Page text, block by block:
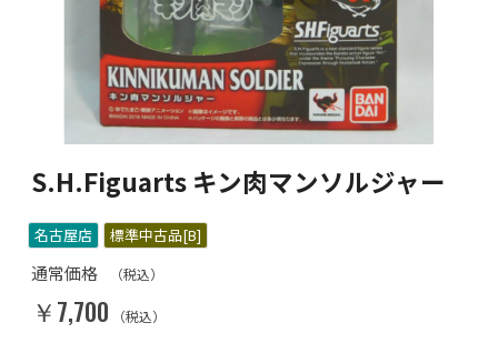
S.H.Figuarts キン肉マンソルジャー
名古屋店 標準中古品[B]
通常価格 （税込）
￥7,700 （税込）